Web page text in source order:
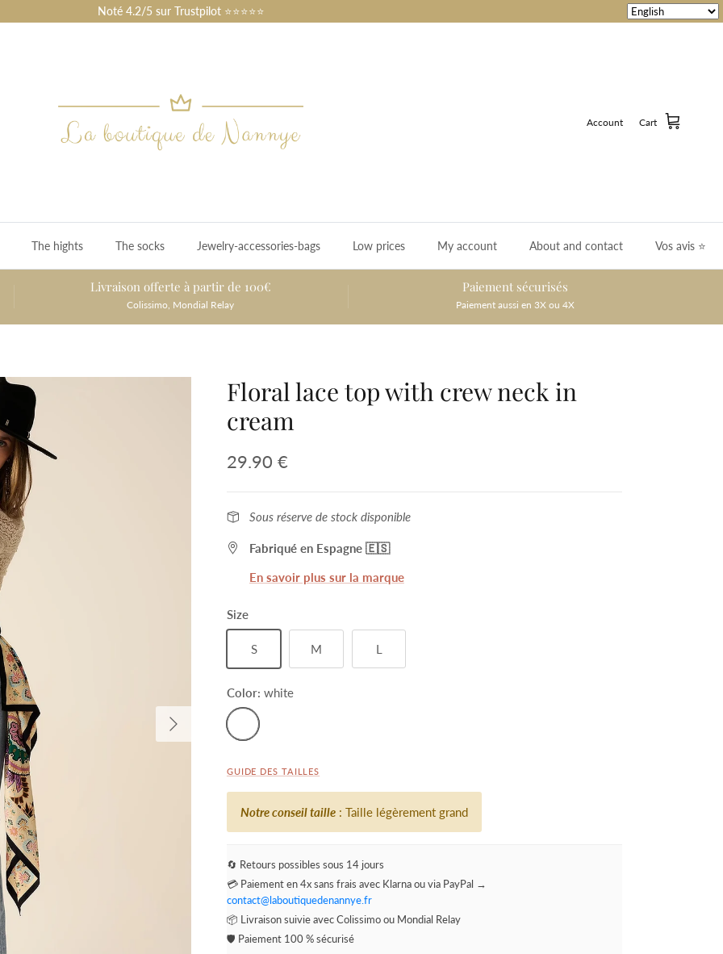
Noté 4.2/5 sur Trustpilot ⭐⭐⭐⭐⭐
Account Cart
The hights The socks Jewelry-accessories-bags Low prices My account About and contact Vos avis ⭐️
Livraison offerte à partir de 100€
Colissimo, Mondial Relay
Paiement sécurisés
Paiement aussi en 3X ou 4X
Next
Floral lace top with crew neck in
cream
29.90 €
Sous réserve de stock disponible
Fabriqué en Espagne 🇪🇸
En savoir plus sur la marque
Size
S M L
Color: white
white
GUIDE DES TAILLES
Notre conseil taille: Taille légèrement grand
🔄 Retours possibles sous 14 jours
💳 Paiement en 4x sans frais avec Klarna ou via PayPal →
contact@laboutiquedenannye.fr
📦 Livraison suivie avec Colissimo ou Mondial Relay
🛡️ Paiement 100 % sécurisé